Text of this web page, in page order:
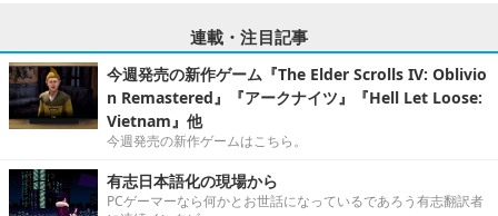
連載・注目記事
今週発売の新作ゲーム『The Elder Scrolls IV: Oblivio
n Remastered』『アークナイツ』『Hell Let Loose:
Vietnam』他
今週発売の新作ゲームはこちら。
有志日本語化の現場から
PCゲーマーなら何かとお世話になっているであろう有志翻訳者